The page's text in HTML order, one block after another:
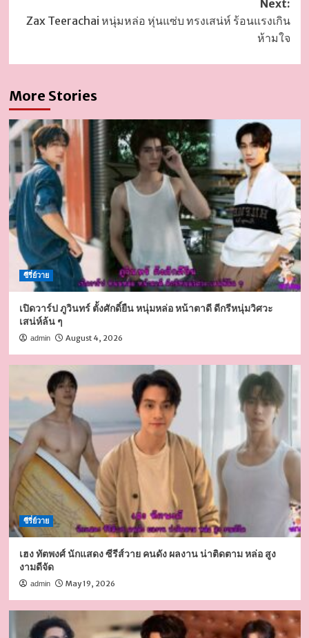
Next:
Zax Teerachai หนุ่มหล่อ หุ่นแซ่บ ทรงเสน่ห์ ร้อนแรงเกิน
ห้ามใจ
More Stories
ซีรี่ย์วาย
เปิดวาร์ป ภูวินทร์ ตั้งศักดิ์ยืน หนุ่มหล่อ หน้าตาดี ดีกรีหนุ่มวิศวะ
เสน่ห์ล้น ๆ
admin August 4, 2026
ซีรี่ย์วาย
เฮง ทัตพงศ์ นักแสดง ซีรีส์วาย คนดัง ผลงาน น่าติดตาม หล่อ สูง
งามดีจัด
admin May 19, 2026